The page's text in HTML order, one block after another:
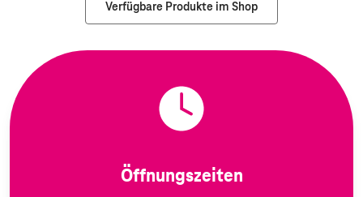
Verfügbare Produkte im Shop
Öffnungszeiten